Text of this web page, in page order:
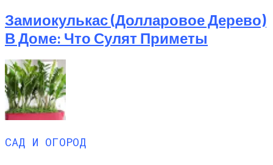
Замиокулькас (долларовое Дерево)
В Доме: Что Сулят Приметы
САД И ОГОРОД